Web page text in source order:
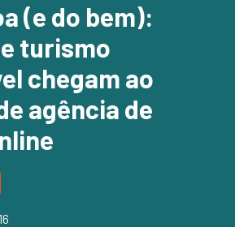
(e do bem):
turismo
chegam ao
agência de